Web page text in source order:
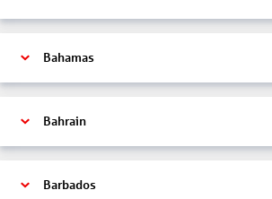
Bahamas
Bahrain
Barbados